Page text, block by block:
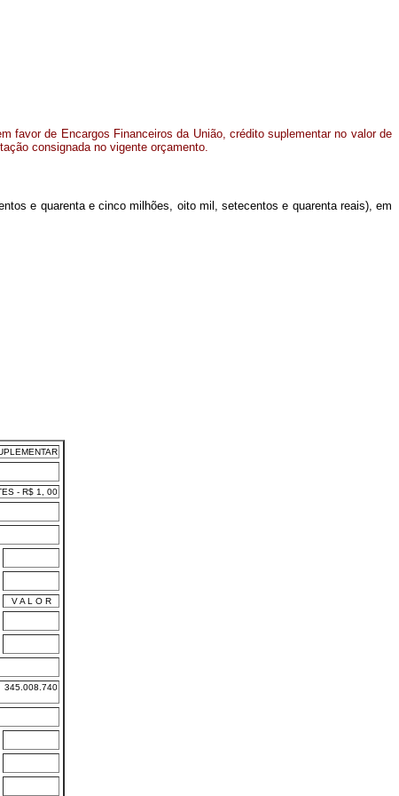
favor de Encargos Financeiros da União, crédito suplementar no valor de
consignada no vigente orçamento.
e quarenta e cinco milhões, oito mil, setecentos e quarenta reais), em
- R$ 1, 00
V A L O R
345.008.740